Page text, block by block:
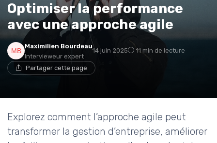
Optimiser la performance
avec une approche agile
Maximilien Bourdeau
Intervieweur expert
14 juin 2025 11 min de lecture
Partager cette page
Explorez comment l’approche agile peut
transformer la gestion d’entreprise, améliorer